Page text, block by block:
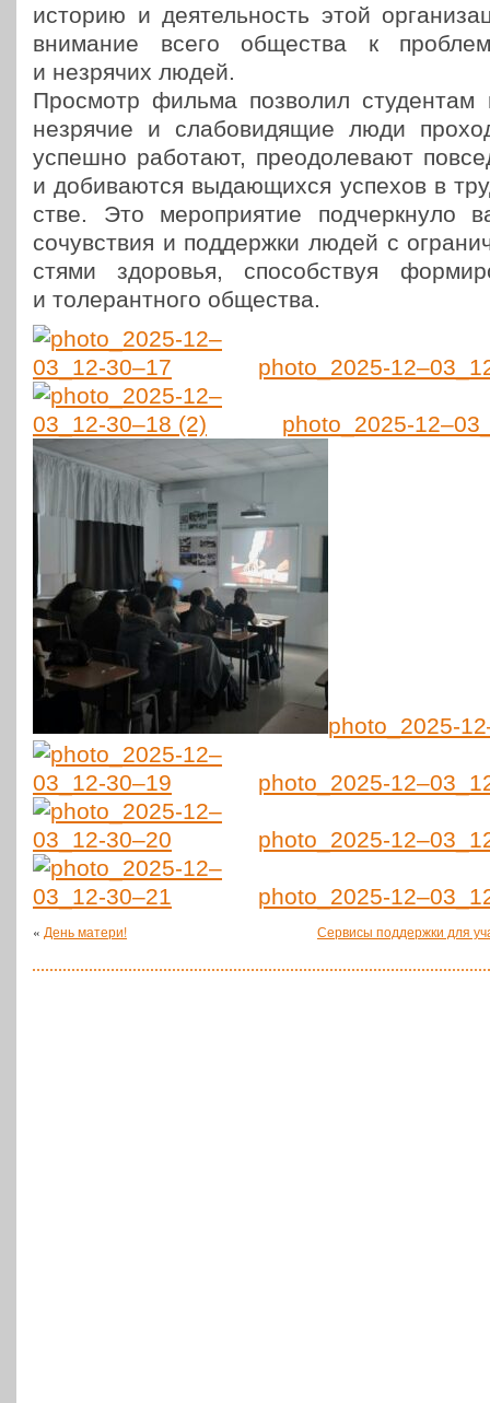
историю и дея­тель­ность этой
вни­ма­ние всего обще­ства к
и незря­чих людей.
Про­смотр фильма поз­во­лил сту­ден­там
незря­чие и сла­бо­ви­дя­щие люди
успешно рабо­та­ют, пре­одо­ле­ва­ют
и доби­ва­ют­ся выда­ю­щих­ся успехов в
стве. Это меро­при­я­тие под­черк­ну­ло
сочув­ствия и под­держ­ки людей с
стя­ми здо­ро­вья, спо­соб­ствуя
и толе­рант­но­го общества.
photo_2025-
photo_2025-
photo_2025-
photo_2025-
photo_2025-
photo_2025-
« День матери! Сервисы поддержки для